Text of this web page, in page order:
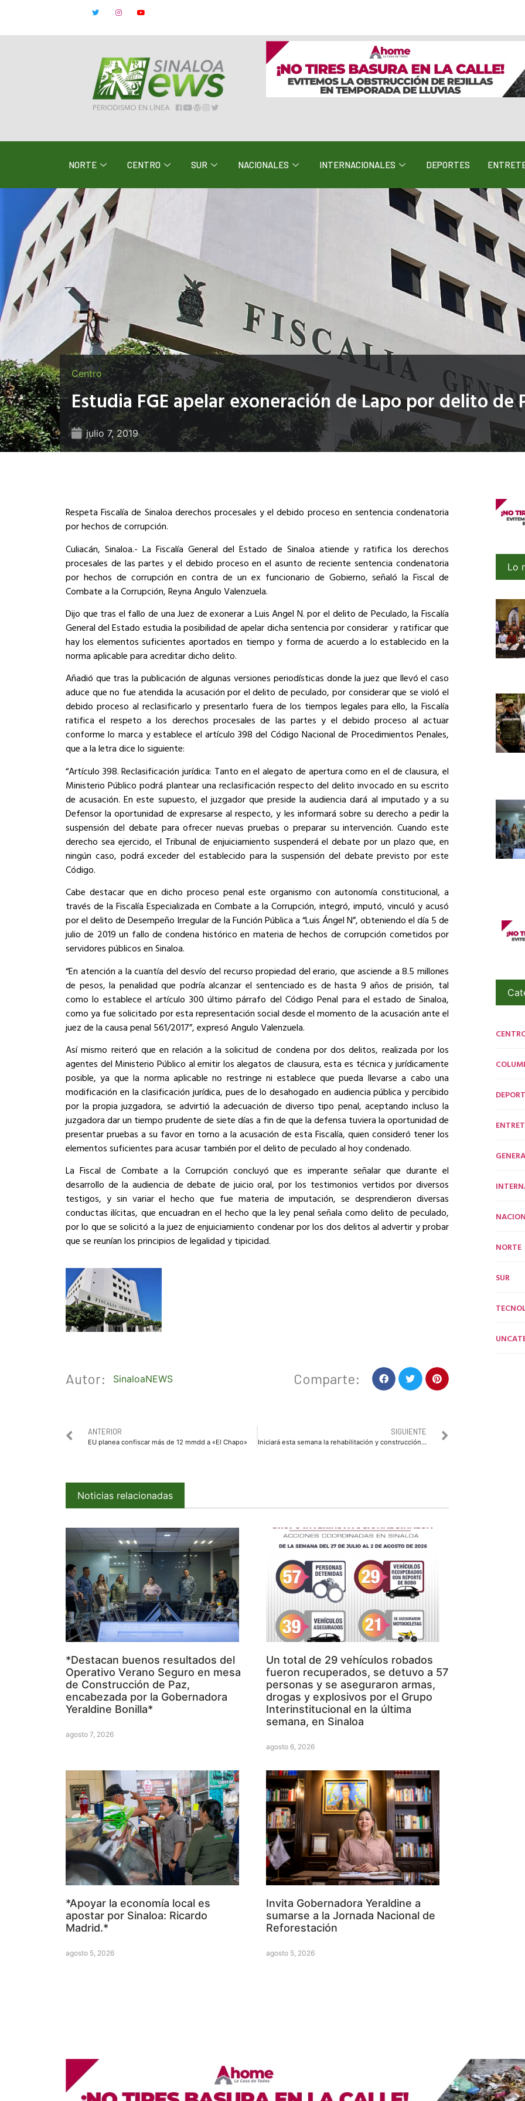
NORTE CENTRO SUR NACIONALES INTERNACIONALES DEPORTES
Centro
Estudia FGE apelar exoneración de Lapo por delito de
julio 7, 2019
Respeta Fiscalía de Sinaloa derechos procesales y el debido proceso en sentencia condenatoria
por hechos de corrupción.
Culiacán, Sinaloa.- La Fiscalía General del Estado de Sinaloa atiende y ratifica los derechos
procesales de las partes y el debido proceso en el asunto de reciente sentencia condenatoria
por hechos de corrupción en contra de un ex funcionario de Gobierno, señaló la Fiscal de
Combate a la Corrupción, Reyna Angulo Valenzuela.
Dijo que tras el fallo de una Juez de exonerar a Luis Angel N. por el delito de Peculado, la Fiscalía
General del Estado estudia la posibilidad de apelar dicha sentencia por considerar y ratificar que
hay los elementos suficientes aportados en tiempo y forma de acuerdo a lo establecido en la
norma aplicable para acreditar dicho delito.
Añadió que tras la publicación de algunas versiones periodísticas donde la juez que llevó el caso
aduce que no fue atendida la acusación por el delito de peculado, por considerar que se violó el
debido proceso al reclasificarlo y presentarlo fuera de los tiempos legales para ello, la Fiscalía
ratifica el respeto a los derechos procesales de las partes y el debido proceso al actuar
conforme lo marca y establece el artículo 398 del Código Nacional de Procedimientos Penales,
que a la letra dice lo siguiente:
“Artículo 398. Reclasificación jurídica: Tanto en el alegato de apertura como en el de clausura, el
Ministerio Público podrá plantear una reclasificación respecto del delito invocado en su escrito
de acusación. En este supuesto, el juzgador que preside la audiencia dará al imputado y a su
Defensor la oportunidad de expresarse al respecto, y les informará sobre su derecho a pedir la
suspensión del debate para ofrecer nuevas pruebas o preparar su intervención. Cuando este
derecho sea ejercido, el Tribunal de enjuiciamiento suspenderá el debate por un plazo que, en
ningún caso, podrá exceder del establecido para la suspensión del debate previsto por este
Código.
Cabe destacar que en dicho proceso penal este organismo con autonomía constitucional, a
través de la Fiscalía Especializada en Combate a la Corrupción, integró, imputó, vinculó y acusó
por el delito de Desempeño Irregular de la Función Pública a “Luis Ángel N”, obteniendo el día 5 de
julio de 2019 un fallo de condena histórico en materia de hechos de corrupción cometidos por
servidores públicos en Sinaloa.
“En atención a la cuantía del desvío del recurso propiedad del erario, que asciende a 8.5 millones
de pesos, la penalidad que podría alcanzar el sentenciado es de hasta 9 años de prisión, tal
como lo establece el artículo 300 último párrafo del Código Penal para el estado de Sinaloa,
como ya fue solicitado por esta representación social desde el momento de la acusación ante el
juez de la causa penal 561/2017”, expresó Angulo Valenzuela.
Así mismo reiteró que en relación a la solicitud de condena por dos delitos, realizada por los
agentes del Ministerio Público al emitir los alegatos de clausura, esta es técnica y jurídicamente
posible, ya que la norma aplicable no restringe ni establece que pueda llevarse a cabo una
modificación en la clasificación jurídica, pues de lo desahogado en audiencia pública y percibido
por la propia juzgadora, se advirtió la adecuación de diverso tipo penal, aceptando incluso la
juzgadora dar un tiempo prudente de siete días a fin de que la defensa tuviera la oportunidad de
presentar pruebas a su favor en torno a la acusación de esta Fiscalía, quien consideró tener los
elementos suficientes para acusar también por el delito de peculado al hoy condenado.
La Fiscal de Combate a la Corrupción concluyó que es imperante señalar que durante el
desarrollo de la audiencia de debate de juicio oral, por los testimonios vertidos por diversos
testigos, y sin variar el hecho que fue materia de imputación, se desprendieron diversas
conductas ilícitas, que encuadran en el hecho que la ley penal señala como delito de peculado,
por lo que se solicitó a la juez de enjuiciamiento condenar por los dos delitos al advertir y probar
que se reunían los principios de legalidad y tipicidad.
Autor: SinaloaNEWS Comparte:
ANTERIOR
EU planea confiscar más de 12 mmdd a «El Chapo»
SIGUIENTE
Iniciará esta semana la rehabilitación y construcción de drenajes sanitarios en comunidades rurales de Ahome
Noticias relacionadas
*Destacan buenos resultados del
Operativo Verano Seguro en mesa
de Construcción de Paz,
encabezada por la Gobernadora
Yeraldine Bonilla*
agosto 7, 2026
Un total de 29 vehículos robados
fueron recuperados, se detuvo a 57
personas y se aseguraron armas,
drogas y explosivos por el Grupo
Interinstitucional en la última
semana, en Sinaloa
agosto 6, 2026
*Apoyar la economía local es
apostar por Sinaloa: Ricardo
Madrid.*
agosto 5, 2026
Invita Gobernadora Yeraldine a
sumarse a la Jornada Nacional de
Reforestación
agosto 5, 2026
Lo
NORTE
SUR